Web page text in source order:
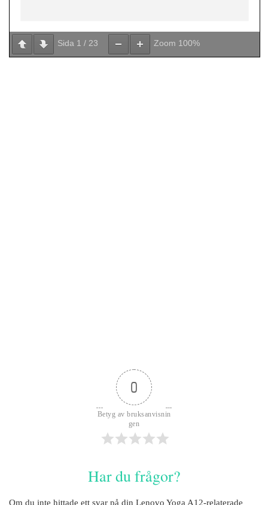
Sida 1 / 23 Zoom 100%
0
Betyg av bruksanvisnin
gen
Har du frågor?
Om du inte hittade ett svar på din Lenovo Yoga A12-relaterade